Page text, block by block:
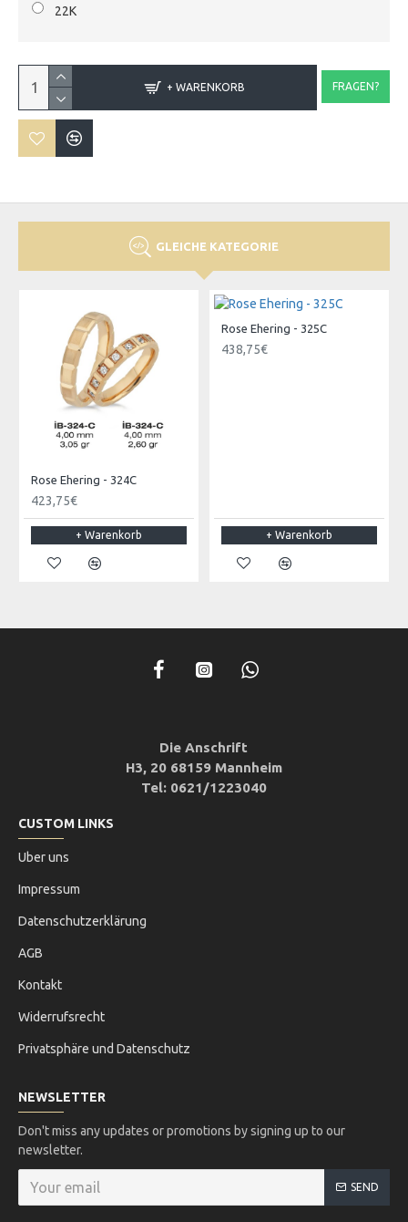
22K
+ WARENKORB FRAGEN?
GLEICHE KATEGORIE
Rose Ehering - 324C
423,75€
+ Warenkorb
Rose Ehering - 325C
438,75€
+ Warenkorb
Die Anschrift
H3, 20 68159 Mannheim
Tel: 0621/1223040
CUSTOM LINKS
Uber uns
Impressum
Datenschutzerklärung
AGB
Kontakt
Widerrufsrecht
Privatsphäre und Datenschutz
NEWSLETTER
Don't miss any updates or promotions by signing up to our
newsletter.
SEND